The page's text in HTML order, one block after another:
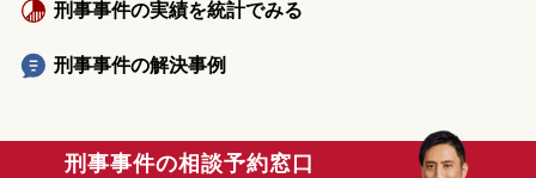
刑事事件の実績を統計でみる
刑事事件の解決事例
刑事事件の相談予約窓口